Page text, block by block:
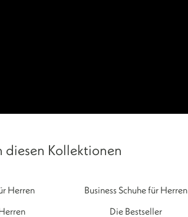
diesen Kollektionen
Herren Business Schuhe für Herren
Die Bestseller